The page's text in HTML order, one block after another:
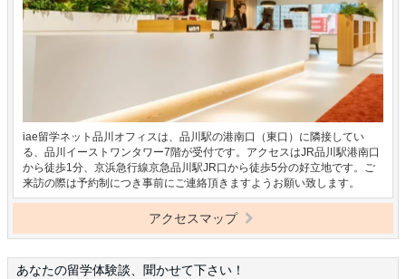
iae留学ネット品川オフィスは、品川駅の港南口（東口）に隣接してい
る、品川イーストワンタワー7階が受付です。アクセスはJR品川駅港南口
から徒歩1分、京浜急行線京急品川駅JR口から徒歩5分の好立地です。ご
来訪の際は予約制につき事前にご連絡頂きますようお願い致します。
アクセスマップ
あなたの留学体験談、聞かせて下さい！